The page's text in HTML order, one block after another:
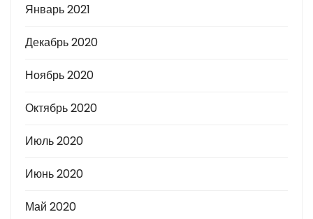
Январь 2021
Декабрь 2020
Ноябрь 2020
Октябрь 2020
Июль 2020
Июнь 2020
Май 2020